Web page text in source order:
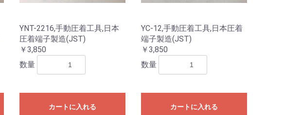
YNT-2216,手動圧着工具,日本
圧着端子製造(JST)
￥3,850
数量
カートに入れる
YC-12,手動圧着工具,日本圧着
端子製造(JST)
￥3,850
数量
カートに入れる